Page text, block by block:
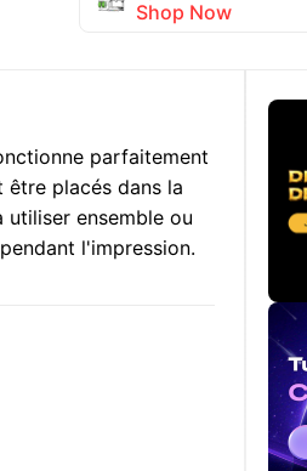
Shop Now
parfaitement
être placés dans la
ensemble ou
l'impression.